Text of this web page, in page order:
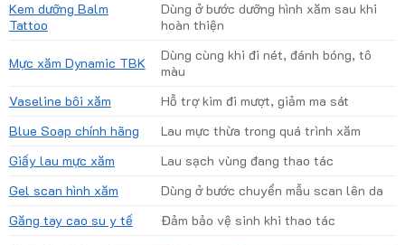
Kem dưỡng Balm
Tattoo
Dùng ở bước dưỡng hình xăm sau khi
hoàn thiện
Mực xăm Dynamic TBK
Dùng cùng khi đi nét, đánh bóng, tô
màu
Vaseline bôi xăm
Hỗ trợ kim đi mượt, giảm ma sát
Blue Soap chính hãng
Lau mực thừa trong quá trình xăm
Giấy lau mực xăm
Lau sạch vùng đang thao tác
Gel scan hình xăm
Dùng ở bước chuyển mẫu scan lên da
Găng tay cao su y tế
Đảm bảo vệ sinh khi thao tác